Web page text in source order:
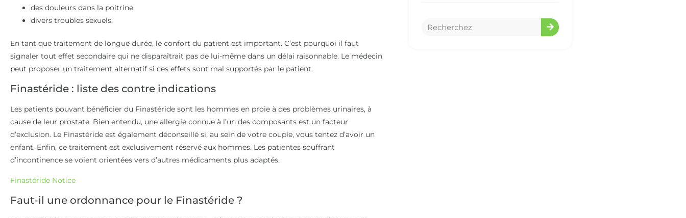
des douleurs dans la poitrine,
divers troubles sexuels.
En tant que traitement de longue durée, le confort du patient est important. C’est pourquoi il faut
signaler tout effet secondaire qui ne disparaîtrait pas de lui-même dans un délai raisonnable. Le médecin
peut proposer un traitement alternatif si ces effets sont mal supportés par le patient.
Finastéride : liste des contre indications
Les patients pouvant bénéficier du Finastéride sont les hommes en proie à des problèmes urinaires, à
cause de leur prostate. Bien entendu, une allergie connue à l’un des composants est un facteur
d’exclusion. Le Finastéride est également déconseillé si, au sein de votre couple, vous tentez d’avoir un
enfant. Enfin, ce traitement est exclusivement réservé aux hommes. Les patientes souffrant
d’incontinence se voient orientées vers d’autres médicaments plus adaptés.
Finastéride Notice
Faut-il une ordonnance pour le Finastéride ?